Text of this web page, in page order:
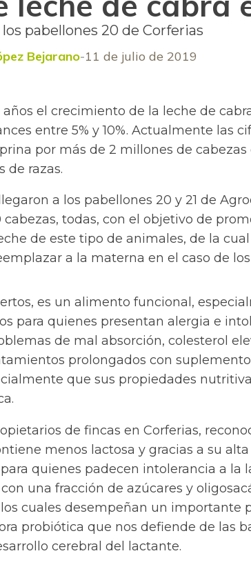
pabellones 20 de Corferias
Bejarano 11 de julio de 2019
el crecimiento de la leche de
entre 5% y 10%. Actualmente las
por más de 2 millones de cabezas
de razas.
a los pabellones 20 y 21 de
todas, con el objetivo de
de este tipo de animales, de la cual
a la materna en el caso de
es un alimento funcional,
para quienes presentan alergia e
de mal absorción, colesterol
prolongados con
que sus propiedades
de fincas en Corferias,
menos lactosa y gracias a su
quienes padecen intolerancia a la
una fracción de azúcares y
cuales desempeñan un importante
probiótica que nos defiende de las
cerebral del lactante.